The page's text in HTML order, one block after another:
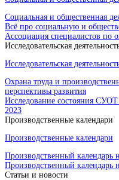
Социальная и общественная
Всё про социальную и
Ассоциация специалистов по
Исследовательская
Исследовательская
Охрана труда и
перспективы развития
Исследование состояния
2023
Производственные календари
Производственные календари
Производственный календарь
Производственный календарь
Статьи и новости